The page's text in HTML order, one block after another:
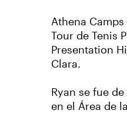
Athena
Tour de Tenis
Presentation
Clara.
Ryan se fue
en el Área de